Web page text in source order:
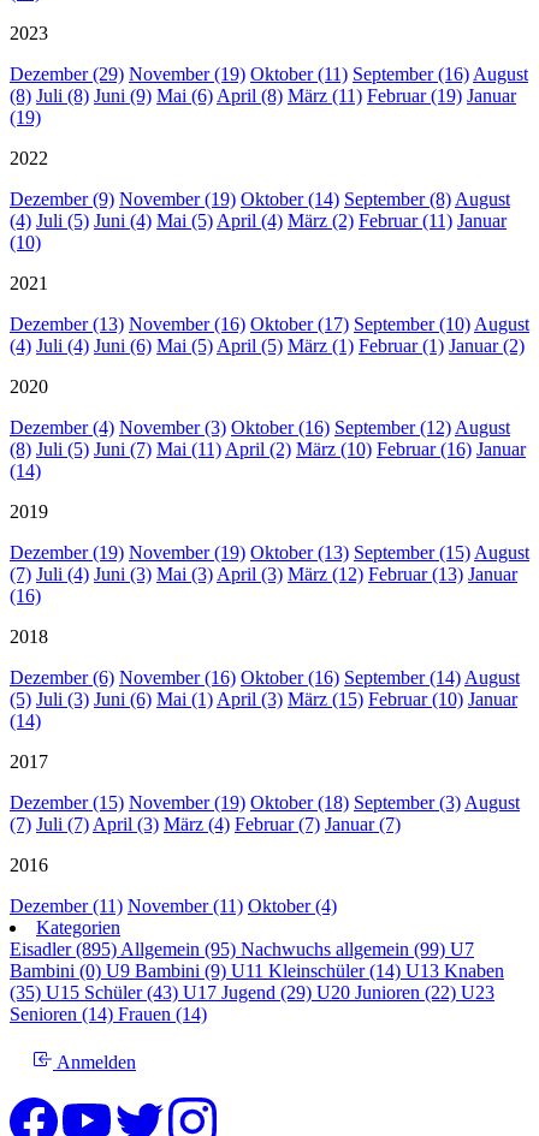
2023
Dezember (29) November (19) Oktober (11) September (16) August
(8) Juli (8) Juni (9) Mai (6) April (8) März (11) Februar (19) Januar
(19)
2022
Dezember (9) November (19) Oktober (14) September (8) August
(4) Juli (5) Juni (4) Mai (5) April (4) März (2) Februar (11) Januar
(10)
2021
Dezember (13) November (16) Oktober (17) September (10) August
(4) Juli (4) Juni (6) Mai (5) April (5) März (1) Februar (1) Januar (2)
2020
Dezember (4) November (3) Oktober (16) September (12) August
(8) Juli (5) Juni (7) Mai (11) April (2) März (10) Februar (16) Januar
(14)
2019
Dezember (19) November (19) Oktober (13) September (15) August
(7) Juli (4) Juni (3) Mai (3) April (3) März (12) Februar (13) Januar
(16)
2018
Dezember (6) November (16) Oktober (16) September (14) August
(5) Juli (3) Juni (6) Mai (1) April (3) März (15) Februar (10) Januar
(14)
2017
Dezember (15) November (19) Oktober (18) September (3) August
(7) Juli (7) April (3) März (4) Februar (7) Januar (7)
2016
Dezember (11) November (11) Oktober (4)
Kategorien
Eisadler (895) Allgemein (95) Nachwuchs allgemein (99) U7
Bambini (0) U9 Bambini (9) U11 Kleinschüler (14) U13 Knaben
(35) U15 Schüler (43) U17 Jugend (29) U20 Junioren (22) U23
Senioren (14) Frauen (14)
Anmelden